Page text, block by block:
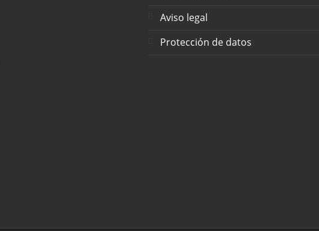
Aviso legal
Protección de datos